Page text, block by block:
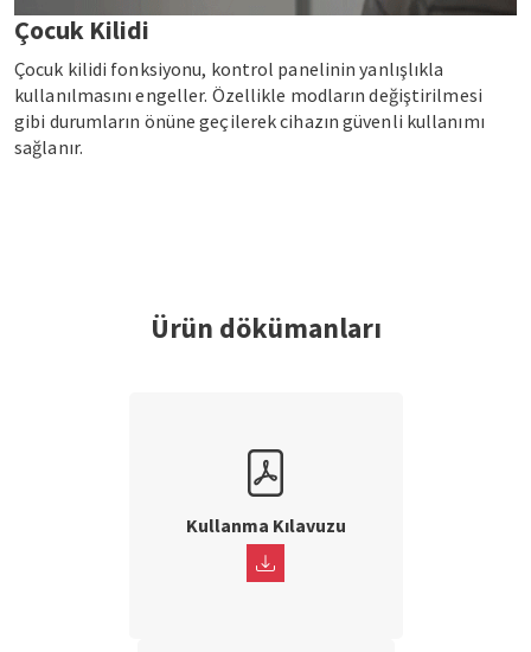
Çocuk Kilidi
Çocuk kilidi fonksiyonu, kontrol panelinin yanlışlıkla
kullanılmasını engeller. Özellikle modların değiştirilmesi
gibi durumların önüne geçilerek cihazın güvenli kullanımı
sağlanır.
Ürün dökümanları
Kullanma Kılavuzu